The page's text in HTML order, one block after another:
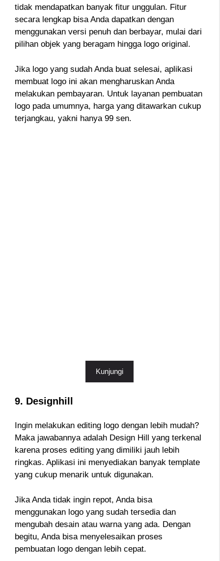
tidak mendapatkan banyak fitur unggulan. Fitur
secara lengkap bisa Anda dapatkan dengan
menggunakan versi penuh dan berbayar, mulai dari
pilihan objek yang beragam hingga logo original.
Jika logo yang sudah Anda buat selesai, aplikasi
membuat logo ini akan mengharuskan Anda
melakukan pembayaran. Untuk layanan pembuatan
logo pada umumnya, harga yang ditawarkan cukup
terjangkau, yakni hanya 99 sen.
Kunjungi
9. Designhill
Ingin melakukan editing logo dengan lebih mudah?
Maka jawabannya adalah Design Hill yang terkenal
karena proses editing yang dimiliki jauh lebih
ringkas. Aplikasi ini menyediakan banyak template
yang cukup menarik untuk digunakan.
Jika Anda tidak ingin repot, Anda bisa
menggunakan logo yang sudah tersedia dan
mengubah desain atau warna yang ada. Dengan
begitu, Anda bisa menyelesaikan proses
pembuatan logo dengan lebih cepat.